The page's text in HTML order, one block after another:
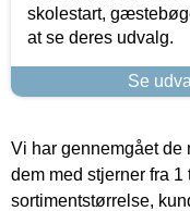
skolestart,
at se deres udvalg.
Se
Vi har gennemgået
dem med stjerner fra
sortimentstørrelse,